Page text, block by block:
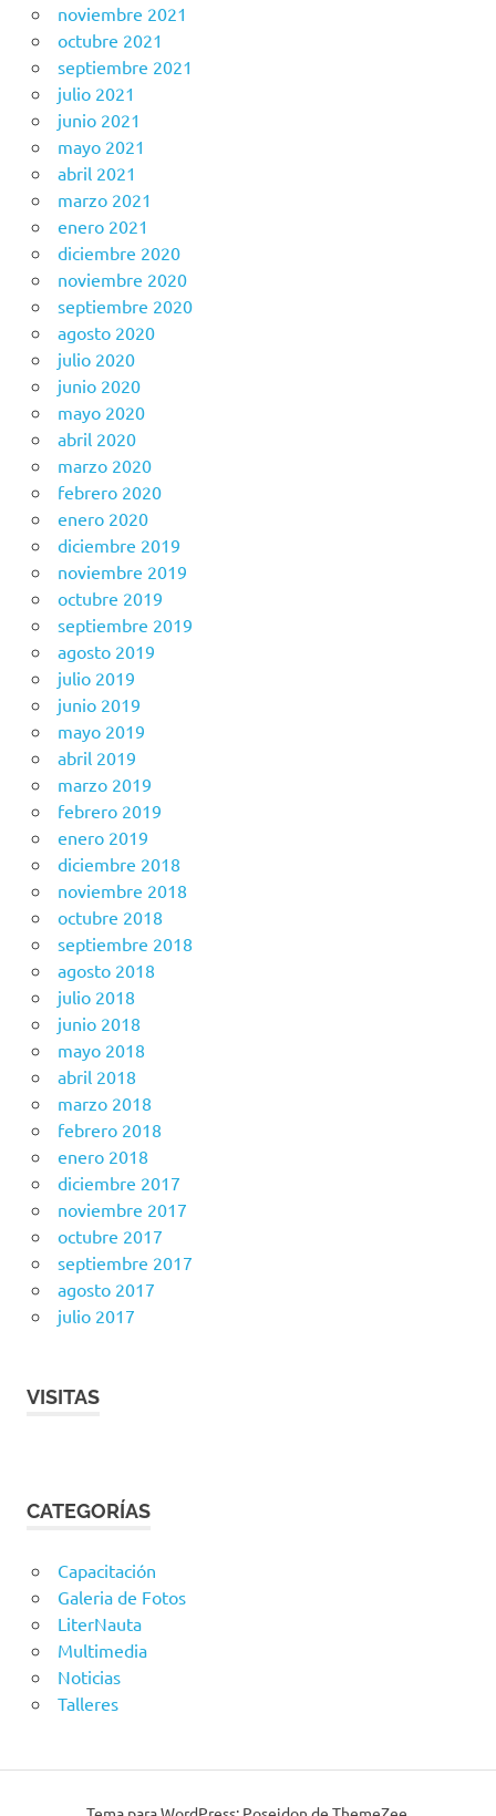
noviembre 2021
octubre 2021
septiembre 2021
julio 2021
junio 2021
mayo 2021
abril 2021
marzo 2021
enero 2021
diciembre 2020
noviembre 2020
septiembre 2020
agosto 2020
julio 2020
junio 2020
mayo 2020
abril 2020
marzo 2020
febrero 2020
enero 2020
diciembre 2019
noviembre 2019
octubre 2019
septiembre 2019
agosto 2019
julio 2019
junio 2019
mayo 2019
abril 2019
marzo 2019
febrero 2019
enero 2019
diciembre 2018
noviembre 2018
octubre 2018
septiembre 2018
agosto 2018
julio 2018
junio 2018
mayo 2018
abril 2018
marzo 2018
febrero 2018
enero 2018
diciembre 2017
noviembre 2017
octubre 2017
septiembre 2017
agosto 2017
julio 2017
VISITAS
CATEGORÍAS
Capacitación
Galeria de Fotos
LiterNauta
Multimedia
Noticias
Talleres